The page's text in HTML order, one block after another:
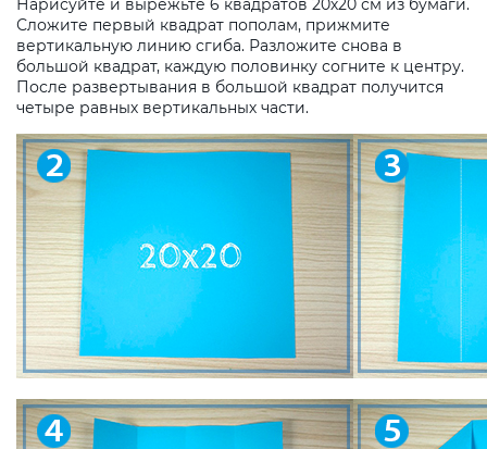
Нарисуйте и вырежьте 6 квадратов 20х20 см из бумаги.
Сложите первый квадрат пополам, прижмите
вертикальную линию сгиба. Разложите снова в
большой квадрат, каждую половинку согните к центру.
После развертывания в большой квадрат получится
четыре равных вертикальных части.